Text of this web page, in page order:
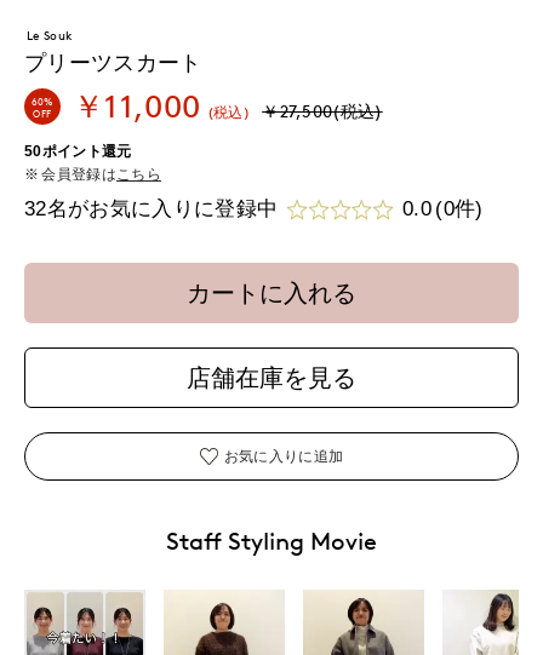
Le Souk
プリーツスカート
60%
OFF
￥11,000 (税込) ￥27,500(税込)
50ポイント還元
会員登録は こちら
32名がお気に入りに登録中 0.0 (0件)
カートに入れる
店舗在庫を見る
お気に入りに追加
Staff Styling Movie